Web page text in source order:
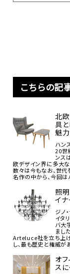
こちらの記
北
具
魅
ハン
20世
ンス
欧デザイン界に多大
数々は今もなお、世
名作の中から、今回
照
イ
ジノ
イタ
バ大
まし
Arteluce社を立ち上げ
し、最も歴史と権威
オ
ス